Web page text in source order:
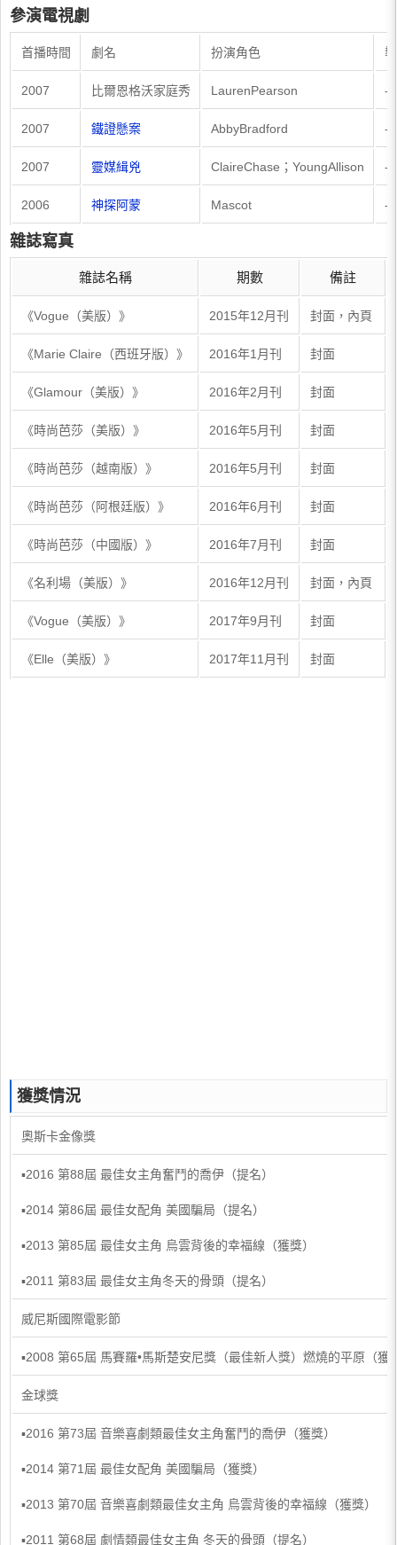
參演電視劇
首播時間 劇名 扮演角色
2007 比爾恩格沃家庭秀 LaurenPearson
2007 鐵證懸案 AbbyBradford
2007 靈媒緝兇 ClaireChase；YoungAllison
2006 神探阿蒙 Mascot
雜誌寫真
雜誌名稱 期數 備註
《Vogue（美版）》 2015年12月刊 封面，內頁
《Marie Claire（西班牙版）》 2016年1月刊 封面
《Glamour（美版）》 2016年2月刊 封面
《時尚芭莎（美版）》 2016年5月刊 封面
《時尚芭莎（越南版）》 2016年5月刊 封面
《時尚芭莎（阿根廷版）》 2016年6月刊 封面
《時尚芭莎（中國版）》 2016年7月刊 封面
《名利場（美版）》 2016年12月刊 封面，內頁
《Vogue（美版）》 2017年9月刊 封面
《Elle（美版）》 2017年11月刊 封面
獲獎情況
奧斯卡金像獎
▪2016 第88屆 最佳女主角奮鬥的喬伊（提名）
▪2014 第86屆 最佳女配角 美國騙局（提名）
▪2013 第85屆 最佳女主角 烏雲背後的幸福線（獲獎）
▪2011 第83屆 最佳女主角冬天的骨頭（提名）
威尼斯國際電影節
▪2008 第65屆 馬賽羅•馬斯楚安尼獎（最佳新人獎）燃燒的平原（獲
金球獎
▪2016 第73屆 音樂喜劇類最佳女主角奮鬥的喬伊（獲獎）
▪2014 第71屆 最佳女配角 美國騙局（獲獎）
▪2013 第70屆 音樂喜劇類最佳女主角 烏雲背後的幸福線（獲獎）
▪2011 第68屆 劇情類最佳女主角 冬天的骨頭（提名）